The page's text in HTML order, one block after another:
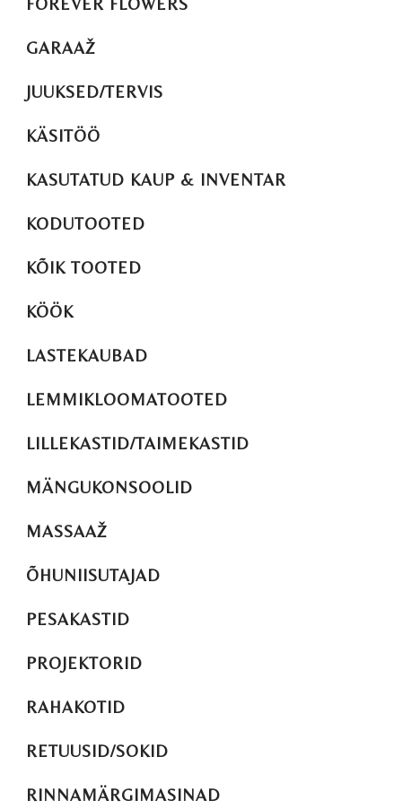
FOREVER FLOWERS
GARAAŽ
JUUKSED/TERVIS
KÄSITÖÖ
KASUTATUD KAUP & INVENTAR
KODUTOOTED
KÕIK TOOTED
KÖÖK
LASTEKAUBAD
LEMMIKLOOMATOOTED
LILLEKASTID/TAIMEKASTID
MÄNGUKONSOOLID
MASSAAŽ
ÕHUNIISUTAJAD
PESAKASTID
PROJEKTORID
RAHAKOTID
RETUUSID/SOKID
RINNAMÄRGIMASINAD